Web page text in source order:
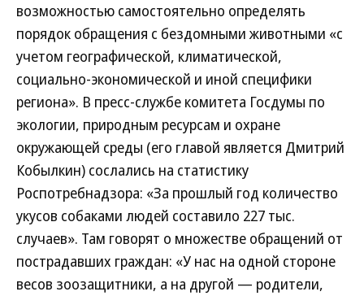
возможностью самостоятельно определять
порядок обращения с бездомными животными «с
учетом географической, климатической,
социально-экономической и иной специфики
региона». В пресс-службе комитета Госдумы по
экологии, природным ресурсам и охране
окружающей среды (его главой является Дмитрий
Кобылкин) сослались на статистику
Роспотребнадзора: «За прошлый год количество
укусов собаками людей составило 227 тыс.
случаев». Там говорят о множестве обращений от
пострадавших граждан: «У нас на одной стороне
весов зоозащитники, а на другой — родители,